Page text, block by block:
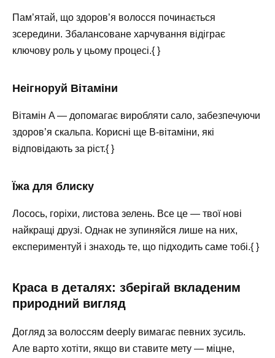
Пам’ятай, що здоров’я волосся починається
зсередини. Збалансоване харчування відіграє
ключову роль у цьому процесі.{ }
Неігноруй Вітаміни
Вітамін A — допомагає виробляти сало, забезпечуючи
здоров’я скальпа. Корисні ще B-вітаміни, які
відповідають за ріст.{ }
Їжа для блиску
Лосось, горіхи, листова зелень. Все це — твої нові
найкращі друзі. Однак не зупиняйся лише на них,
експериментуй і знаходь те, що підходить саме тобі.{ }
Краса в деталях: зберігай вкладеним
природний вигляд
Догляд за волоссям deeply вимагає певних зусиль.
Але варто хотіти, якщо ви ставите мету — міцне,